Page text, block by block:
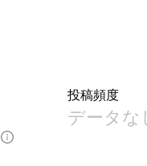
投稿頻度
データな